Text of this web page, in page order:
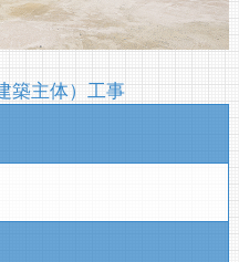
築主体）工事